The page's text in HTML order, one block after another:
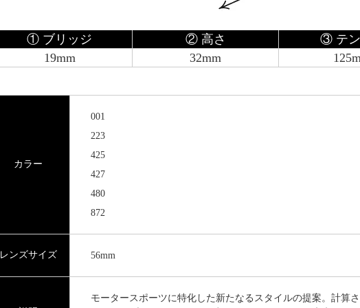
① ブリッジ ② 高さ
③ テ
19mm
32mm
カラー
001
223
425
427
480
872
レンズサイズ 56mm
モータースポーツに特化した新たなるスタイルの提案。計算